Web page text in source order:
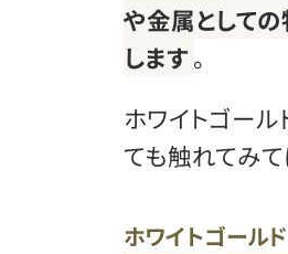
や金属として
します。
ホワイトゴー
ても触れてみて
ホワイトゴール